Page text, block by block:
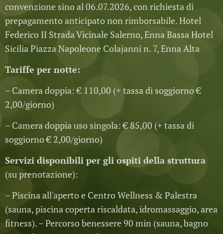
convenzione sino al 06.07.2026, con richiesta di
prepagamento anticipato non rimborsabile. Hotel
Federico II Strada Vicinale Salerno, Enna Bassa Hotel
Sicilia Piazza Napoleone Colajanni n. 7, Enna Alta
Tariffe per notte:
– Camera doppia: € 110,00 (+ tassa di soggiorno €
2,00/giorno)
– Camera doppia uso singola: € 85,00 (+ tassa di
soggiorno € 2,00/giorno)
Servizi disponibili per gli ospiti della struttura
(su prenotazione):
– Piscina all'aperto e Centro Wellness & Palestra
(sauna, piscina coperta riscaldata, idromassaggio, area
fitness). – Percorso benessere 90 min (sauna, bagno